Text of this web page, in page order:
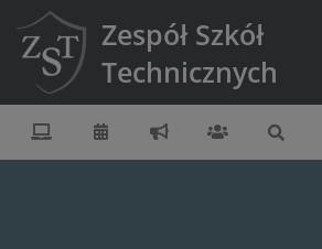
Zespół Szkół
Technicznych